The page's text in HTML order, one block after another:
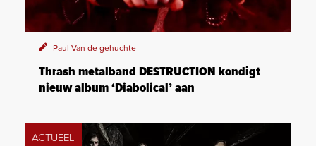
Paul Van de gehuchte
Thrash metalband DESTRUCTION kondigt
nieuw album ‘Diabolical’ aan
ACTUEEL